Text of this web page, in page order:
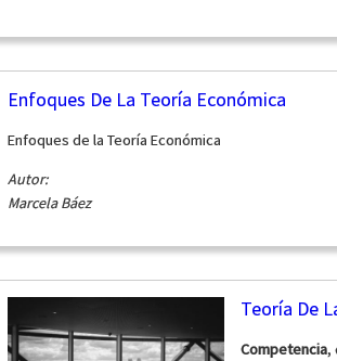
Enfoques De La Teoría Económica
Enfoques de la Teoría Económica
Autor:
Marcela Báez
Teoría De
Competencia,